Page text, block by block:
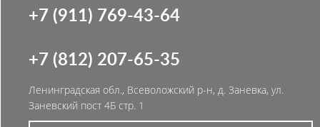
+7 (911) 769-43-64
+7 (812) 207-65-35
Ленинградская обл., Всеволожский р-н, д. Заневка, ул.
Заневский пост 4Б стр. 1